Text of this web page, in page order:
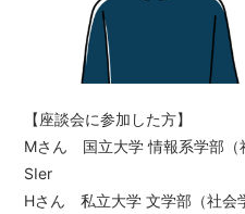
【座談会に参加した方】
Mさん 国立大学 情報系学部（
SIer
Hさん 私立大学 文学部（社会